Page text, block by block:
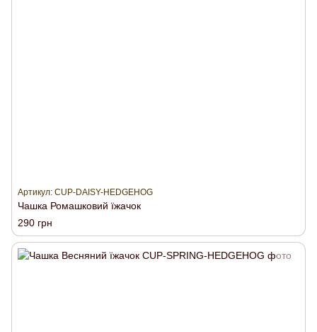
Артикул: CUP-DAISY-HEDGEHOG
Чашка Ромашковий їжачок
290 грн